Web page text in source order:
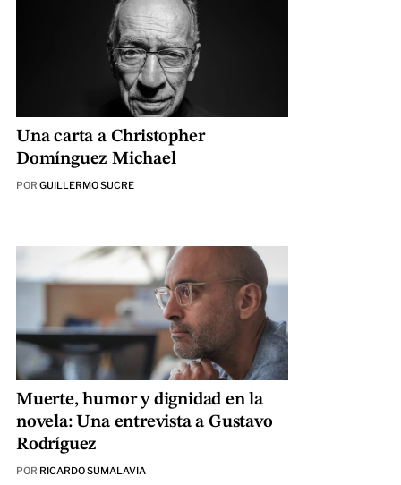
Una carta a Christopher
Domínguez Michael
POR GUILLERMO SUCRE
Muerte, humor y dignidad en la
novela: Una entrevista a Gustavo
Rodríguez
POR RICARDO SUMALAVIA